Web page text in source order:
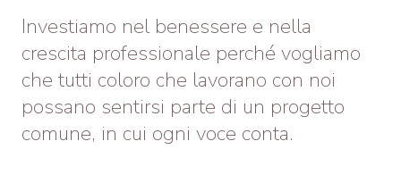
Investiamo nel benessere e nella
crescita professionale perché vogliamo
che tutti coloro che lavorano con noi
possano sentirsi parte di un progetto
comune, in cui ogni voce conta.